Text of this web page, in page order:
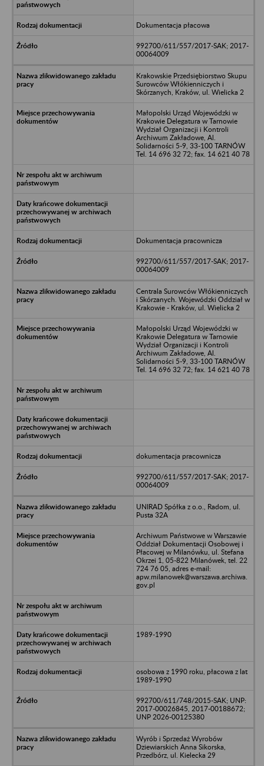
Dokumentacja płacowa
992700/611/557/2017-SAK; 2017-
00064009
Krakowskie Przedsiębiorstwo Skupu
Surowców Włókienniczych i
Skórzanych, Kraków, ul. Wielicka 2
Małopolski Urząd Wojewódzki w
Krakowie Delegatura w Tarnowie
Wydział Organizacji i Kontroli
Archiwum Zakładowe, Al.
Solidarności 5-9, 33-100 TARNÓW
Tel. 14 696 32 72; fax. 14 621 40 78
Dokumentacja pracownicza
992700/611/557/2017-SAK; 2017-
00064009
Centrala Surowców Włókienniczych
i Skórzanych. Wojewódzki Oddział w
Krakowie - Kraków, ul. Wielicka 2
Małopolski Urząd Wojewódzki w
Krakowie Delegatura w Tarnowie
Wydział Organizacji i Kontroli
Archiwum Zakładowe, Al.
Solidarności 5-9, 33-100 TARNÓW
Tel. 14 696 32 72; fax. 14 621 40 78
dokumentacja pracownicza
992700/611/557/2017-SAK; 2017-
00064009
UNIRAD Spółka z o.o., Radom, ul.
Pusta 32A
Archiwum Państwowe w Warszawie
Oddział Dokumentacji Osobowej i
Płacowej w Milanówku, ul. Stefana
Okrzei 1, 05-822 Milanówek, tel. 22
724 76 05, adres e-mail:
apw.milanowek@warszawa.archiwa.
gov.pl
1989-1990
osobowa z 1990 roku, płacowa z lat
1989-1990
992700/611/748/2015-SAK; UNP:
2017-00026845, 2017-00188672;
UNP 2026-00125380
Wyrób i Sprzedaż Wyrobów
Dziewiarskich Anna Sikorska,
Przedbórz, ul. Kielecka 29